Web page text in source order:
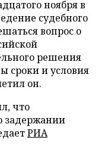
ноября в
судебного
вопрос о
решения
сроки и условия
он.
что
задержании
РИА